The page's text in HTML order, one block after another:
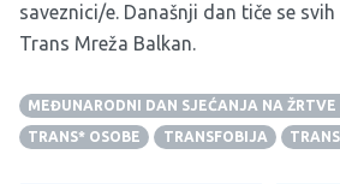
saveznici/e. Današnji dan tiče se
Trans Mreža Balkan.
MEĐUNARODNI DAN SJEĆANJA NA ŽRTVE
TRANS* OSOBE
TRANSFOBIJA